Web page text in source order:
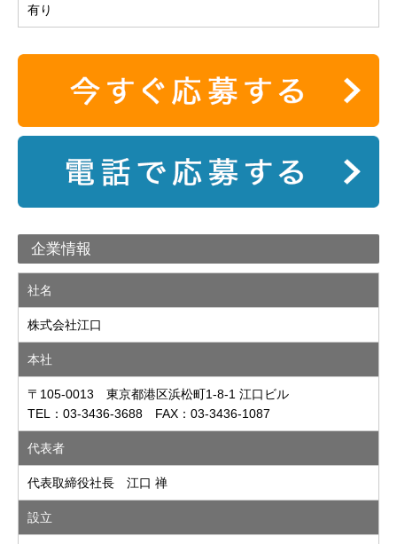
有り
企業情報
社名
株式会社江口
本社
〒105-0013 東京都港区浜松町1-8-1 江口ビル
TEL：03-3436-3688 FAX：03-3436-1087
代表者
代表取締役社長 江口 禅
設立